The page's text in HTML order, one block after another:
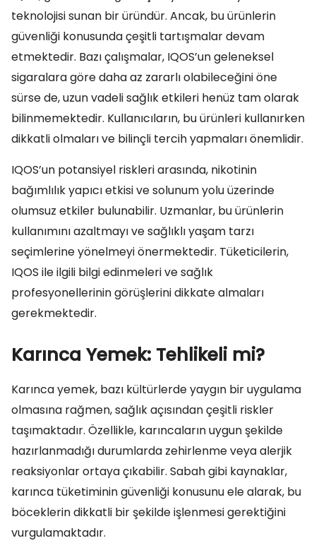
teknolojisi sunan bir üründür. Ancak, bu ürünlerin
güvenliği konusunda çeşitli tartışmalar devam
etmektedir. Bazı çalışmalar, IQOS’un geleneksel
sigaralara göre daha az zararlı olabileceğini öne
sürse de, uzun vadeli sağlık etkileri henüz tam olarak
bilinmemektedir. Kullanıcıların, bu ürünleri kullanırken
dikkatli olmaları ve bilinçli tercih yapmaları önemlidir.
IQOS’un potansiyel riskleri arasında, nikotinin
bağımlılık yapıcı etkisi ve solunum yolu üzerinde
olumsuz etkiler bulunabilir. Uzmanlar, bu ürünlerin
kullanımını azaltmayı ve sağlıklı yaşam tarzı
seçimlerine yönelmeyi önermektedir. Tüketicilerin,
IQOS ile ilgili bilgi edinmeleri ve sağlık
profesyonellerinin görüşlerini dikkate almaları
gerekmektedir.
Karınca Yemek: Tehlikeli mi?
Karınca yemek, bazı kültürlerde yaygın bir uygulama
olmasına rağmen, sağlık açısından çeşitli riskler
taşımaktadır. Özellikle, karıncaların uygun şekilde
hazırlanmadığı durumlarda zehirlenme veya alerjik
reaksiyonlar ortaya çıkabilir. Sabah gibi kaynaklar,
karınca tüketiminin güvenliği konusunu ele alarak, bu
böceklerin dikkatli bir şekilde işlenmesi gerektiğini
vurgulamaktadır.